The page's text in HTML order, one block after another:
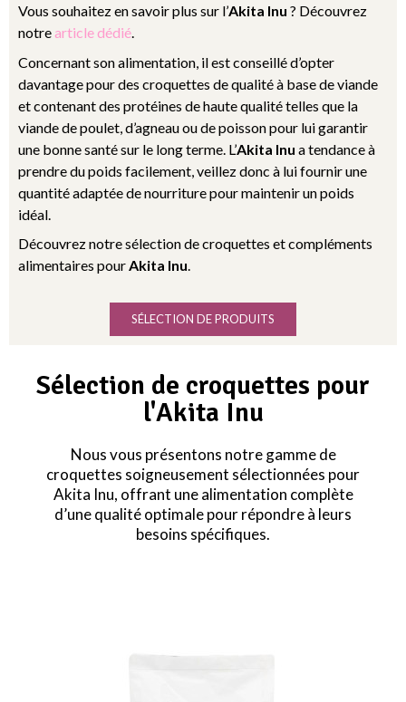
Vous souhaitez en savoir plus sur l’Akita Inu ? Découvrez
notrearticle dédié.
Concernant son alimentation, il est conseillé d’opter
davantage pour des croquettes de qualité à base de viande
et contenant des protéines de haute qualité telles que la
viande de poulet, d’agneau ou de poisson pour lui garantir
une bonne santé sur le long terme. L’Akita Inu a tendance à
prendre du poids facilement, veillez donc à lui fournir une
quantité adaptée de nourriture pour maintenir un poids
idéal.
Découvrez notre sélection de croquettes et compléments
alimentaires pourAkita Inu.
SÉLECTION DE PRODUITS
Sélection de croquettes pour
l'Akita Inu
Nous vous présentons notre gamme de
croquettes soigneusement sélectionnées pour
Akita Inu, offrant une alimentation complète
d’une qualité optimale pour répondre à leurs
besoins spécifiques.